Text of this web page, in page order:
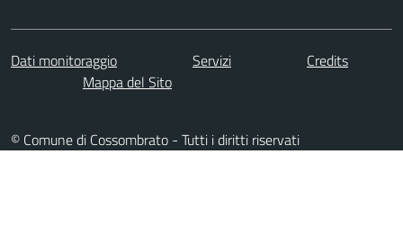
Dati monitoraggio Servizi
Credits
Mappa del Sito
© Comune di Cossombrato - Tutti i diritti riservati